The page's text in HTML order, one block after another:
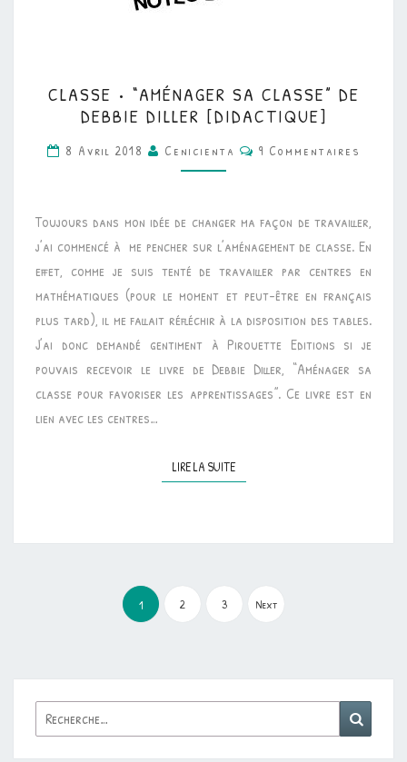
•
“AMÉNAGER
SA
CLASSE”
DEBBIE
DILLER
[DIDACTIQUE]
CLASSE • “AMÉNAGER SA CLASSE” DE
DEBBIE DILLER [DIDACTIQUE]
8 Avril 2018 Cenicienta Commentaires
9 Commentaires
Toujours dans mon idée de changer ma façon de travailler,
j’ai commencé à me pencher sur l’aménagement de classe. En
effet, comme je suis tenté de travailler par centres en
mathématiques (pour le moment et peut-être en français
plus tard), il me fallait réfléchir à la disposition des tables.
J’ai donc demandé gentiment à Pirouette Editions si je
pouvais recevoir le livre de Debbie Diller, “Aménager sa
classe pour favoriser les apprentissages”. Ce livre est en
lien avec les centres…
LIRE LA SUITELIRE LA SUITE
des
publications
1 2 3 Next
Rechercher :